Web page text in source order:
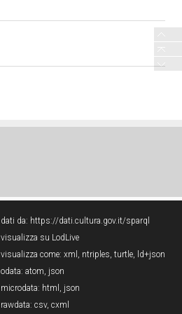
dati da: https://dati.cultura.gov.it/sparql
visualizza su LodLive
visualizza come: xml , ntriples, turtle, ld+json
odata: atom, json
microdata: html , json
rawdata: csv, cxml